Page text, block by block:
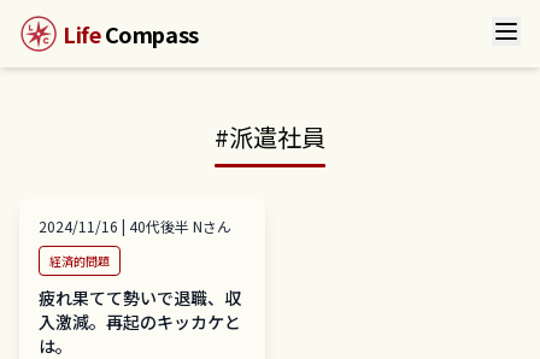
LifeCompass
#派遣社員
2024/11/16 | 40代後半 Nさん
経済的問題
疲れ果てて勢いで退職、収
入激減。再起のキッカケと
は。